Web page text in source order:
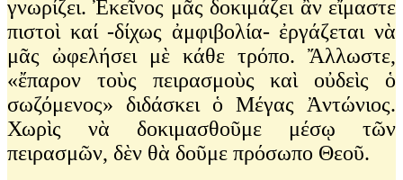
γνωρίζει. Ἐκεῖνος μᾶς δοκιμάζει ἂν εἴμαστε
πιστοὶ καί -δίχως ἀμφιβολία- ἐργάζεται νὰ
μᾶς ὠφελήσει μὲ κάθε τρόπο. Ἄλλωστε,
«ἔπαρον τοὺς πειρασμοὺς καὶ οὐδεὶς ὁ
σωζόμενος» διδάσκει ὁ Μέγας Ἀντώνιος.
Χωρὶς νὰ δοκιμασθοῦμε μέσῳ τῶν
πειρασμῶν, δὲν θὰ δοῦμε πρόσωπο Θεοῦ.